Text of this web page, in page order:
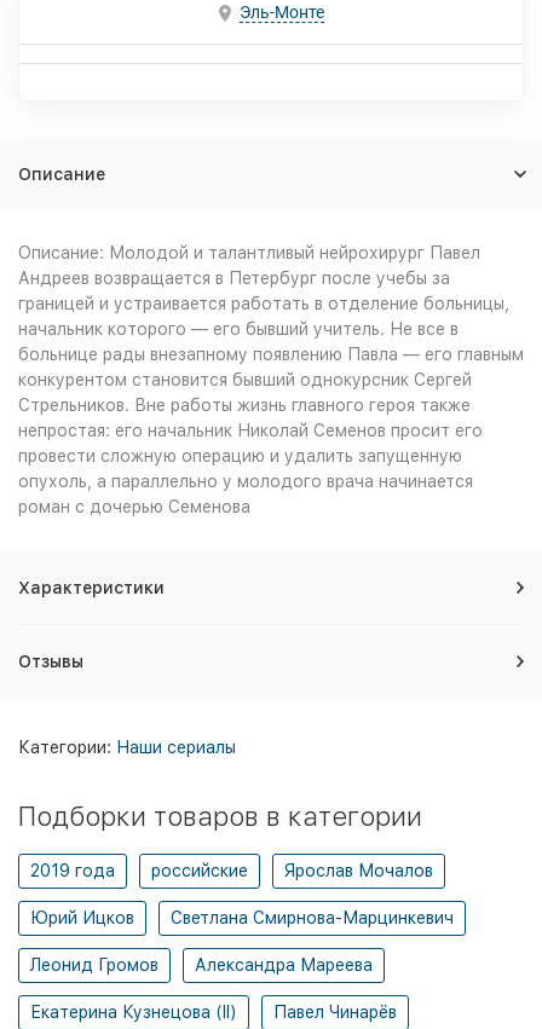
Эль-Монте
Описание
Описание: Молодой и талантливый нейрохирург Павел
Андреев возвращается в Петербург после учебы за
границей и устраивается работать в отделение больницы,
начальник которого — его бывший учитель. Не все в
больнице рады внезапному появлению Павла — его главным
конкурентом становится бывший однокурсник Сергей
Стрельников. Вне работы жизнь главного героя также
непростая: его начальник Николай Семенов просит его
провести сложную операцию и удалить запущенную
опухоль, а параллельно у молодого врача начинается
роман с дочерью Семенова
Характеристики
Отзывы
Категории: Наши сериалы
Подборки товаров в категории
2019 года российские Ярослав Мочалов
Юрий Ицков Светлана Смирнова-Марцинкевич
Леонид Громов Александра Мареева
Екатерина Кузнецова (II) Павел Чинарёв